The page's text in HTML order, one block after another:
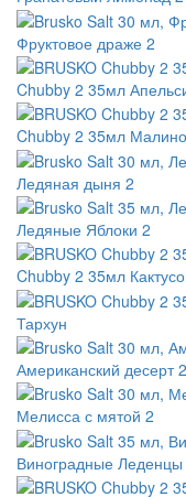
Фруктовое драже 2
Chubby 2 35мл
Chubby 2 35мл
Ледяная дыня 2
Ледяные Яблоки 2
Chubby 2 35мл
Тархун
Американский десерт 2
Мелисса с мятой 2
Виноградные Леденцы